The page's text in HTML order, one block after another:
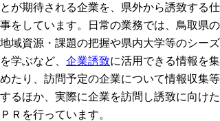
とが期待される企業を、県外から誘致する仕
事をしています。日常の業務では、鳥取県の
地域資源・課題の把握や県内大学等のシーズ
を学ぶなど、 企業誘致に活用できる情報を集
めたり、訪問予定の企業について情報収集等
するほか、実際に企業を訪問し誘致に向けた
ＰＲを行っています。